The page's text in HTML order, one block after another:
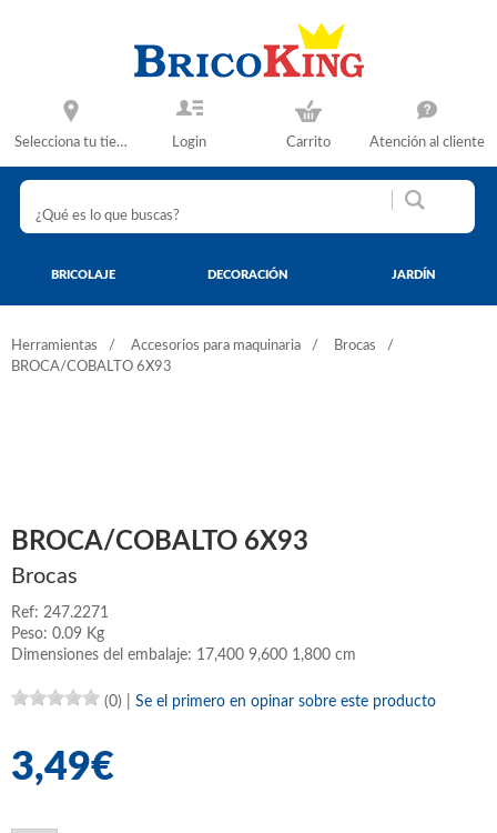
Selecciona tu tienda Login Carrito Atención al cliente
BRICOLAJE DECORACIÓN JARDÍN
Herramientas Accesorios para maquinaria
Brocas
BROCA/COBALTO 6X93
BROCA/COBALTO 6X93
Brocas
Ref: 247.2271
Peso: 0.09 Kg
Dimensiones del embalaje: 17,400 9,600 1,800 cm
(0) Se el primero en opinar sobre este producto
3,49€